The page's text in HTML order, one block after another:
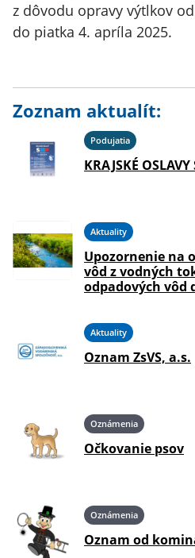
z dôvodu opravy výtlkov
do piatka 4. apríla 2025.
Zoznam aktualít:
Podujatia
KRAJSKÉ
Aktuality
Upozornenie na
vôd z vodných
odpadových vôd
Aktuality
Oznam ZsVS, a.s.
Oznámenia
Očkovanie psov
Oznámenia
Oznam od